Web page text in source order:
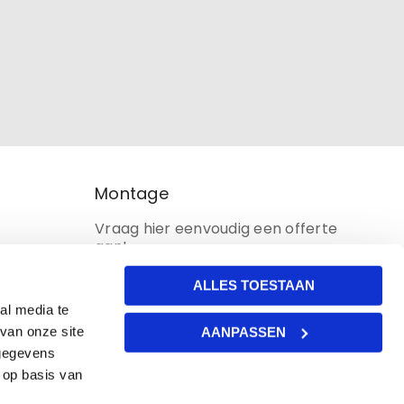
media te
onze site
basis van
ALLES TOESTAAN
AANPASSEN
Montage
Vraag hier eenvoudig een offerte
aan!